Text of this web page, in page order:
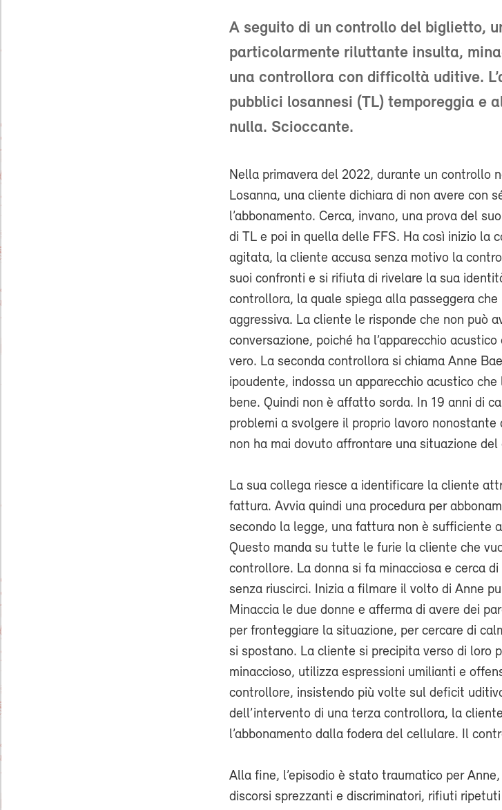
A seguito di un controllo del biglietto,
particolarmente riluttante insulta,
una controllora con difficoltà uditive.
pubblici losannesi (TL) temporeggia e
nulla. Scioccante.
Nella primavera del 2022, durante un controllo
Losanna, una cliente dichiara di non avere con
l’abbonamento. Cerca, invano, una prova del
di TL e poi in quella delle FFS. Ha così inizio la
agitata, la cliente accusa senza motivo la
suoi confronti e si rifiuta di rivelare la sua
controllora, la quale spiega alla passeggera
aggressiva. La cliente le risponde che non può
conversazione, poiché ha l’apparecchio
vero. La seconda controllora si chiama Anne
ipoudente, indossa un apparecchio acustico
bene. Quindi non è affatto sorda. In 19 anni di
problemi a svolgere il proprio lavoro
non ha mai dovuto affrontare una situazione del
La sua collega riesce a identificare la cliente
fattura. Avvia quindi una procedura per
secondo la legge, una fattura non è sufficiente
Questo manda su tutte le furie la cliente che
controllore. La donna si fa minacciosa e cerca
senza riuscirci. Inizia a filmare il volto di Anne
Minaccia le due donne e afferma di avere dei
per fronteggiare la situazione, per cercare di
si spostano. La cliente si precipita verso di loro
minaccioso, utilizza espressioni umilianti e
controllore, insistendo più volte sul deficit
dell’intervento di una terza controllora, la
l’abbonamento dalla fodera del cellulare. Il
Alla fine, l’episodio è stato traumatico per
discorsi sprezzanti e discriminatori, rifiuti